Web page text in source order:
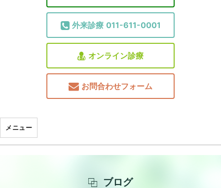
外来診療 011-611-0001
オンライン診療
お問合わせフォーム
メニュー
ブログ